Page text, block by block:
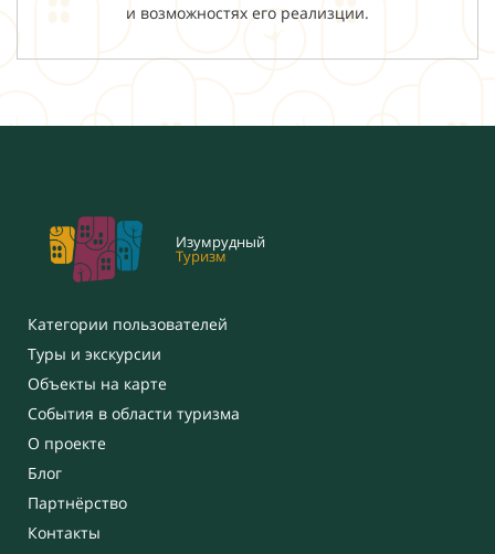
и возможностях его реализции.
Изумрудный
Туризм
Категории пользователей
Туры и экскурсии
Объекты на карте
События в области туризма
О проекте
Блог
Партнёрство
Контакты